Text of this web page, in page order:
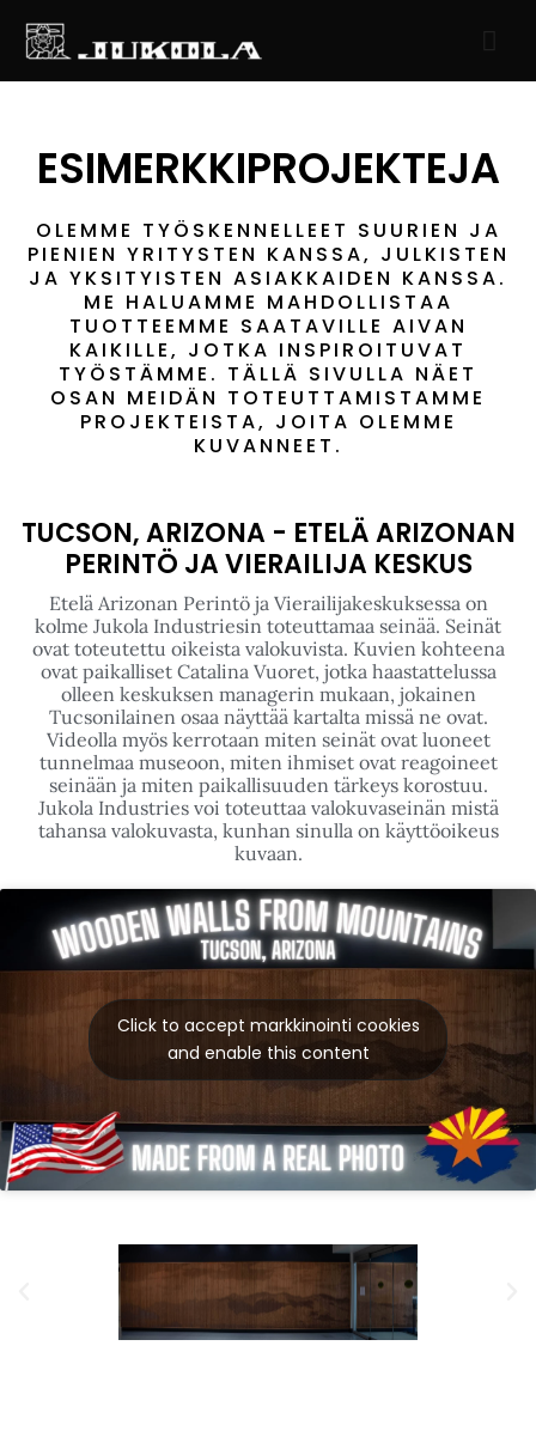
SISÄLTÖÖN
ESIMERKKIPROJEKTEJA
OLEMME TYÖSKENNELLEET SUURIEN JA
PIENIEN YRITYSTEN KANSSA, JULKISTEN
JA YKSITYISTEN ASIAKKAIDEN KANSSA.
ME HALUAMME MAHDOLLISTAA
TUOTTEEMME SAATAVILLE AIVAN
KAIKILLE, JOTKA INSPIROITUVAT
TYÖSTÄMME. TÄLLÄ SIVULLA NÄET
OSAN MEIDÄN TOTEUTTAMISTAMME
PROJEKTEISTA, JOITA OLEMME
KUVANNEET.
TUCSON, ARIZONA - ETELÄ ARIZONAN
PERINTÖ JA VIERAILIJA KESKUS
Etelä Arizonan Perintö ja Vierailijakeskuksessa on
kolme Jukola Industriesin toteuttamaa seinää. Seinät
ovat toteutettu oikeista valokuvista. Kuvien kohteena
ovat paikalliset Catalina Vuoret, jotka haastattelussa
olleen keskuksen managerin mukaan, jokainen
Tucsonilainen osaa näyttää kartalta missä ne ovat.
Videolla myös kerrotaan miten seinät ovat luoneet
tunnelmaa museoon, miten ihmiset ovat reagoineet
seinään ja miten paikallisuuden tärkeys korostuu.
Jukola Industries voi toteuttaa valokuvaseinän mistä
tahansa valokuvasta, kunhan sinulla on käyttöoikeus
kuvaan.
Click to accept markkinointi cookies
and enable this content